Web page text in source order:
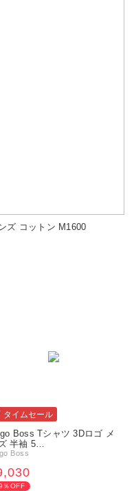
ズ コットン M1600
タイムセール
Boss Tシャツ 3Dロゴ メ
半袖 5…
Boss
％OFF